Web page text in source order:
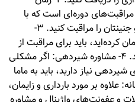
مراقبت‌های دوره‌ای است که با
کمک ماما می‌توانید سلامتی خود و جنینتان را مراقبت کنید. 3-
کرده‌اید، باید برای مراقبت از
خود و نوزادتان به ماما مراجعه کنید. 4- مشاوره شیردهی: اگر مشکلی
نیاز دارید، باید به ماما
زنانه: علاوه بر مورد بارداری و زایمان،